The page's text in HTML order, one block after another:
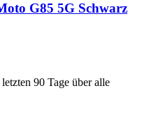
G85 5G Schwarz
90 Tage über alle